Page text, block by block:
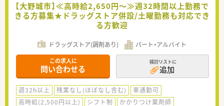
【大野城市】≪高時給2,650円～≫週32時間以上勤務で
きる方募集★ドラッグストア併設/土曜勤務も対応でき
る方歓迎
ドラッグストア(調剤あり) パート・アルバイト
この求人に
問い合わせる
検討リストに
追加
週32h以上 残業なし(ほぼなし含む)
車通勤可
高時給(2,500円以上)
シフト制
かかりつけ薬剤師